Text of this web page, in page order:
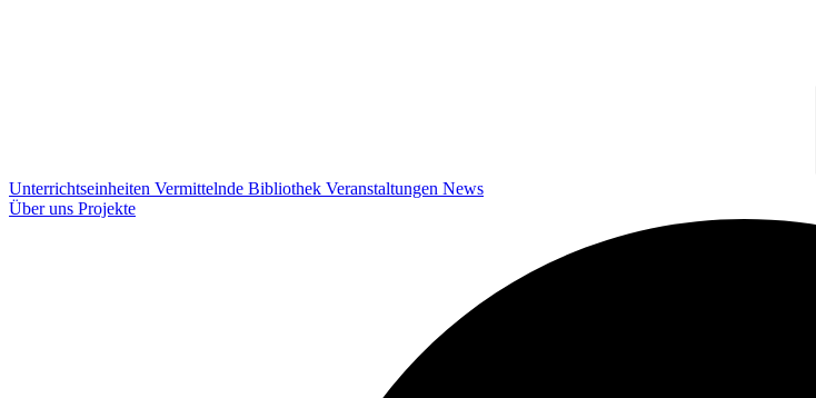
Unterrichtseinheiten Vermittelnde Bibliothek Veranstaltungen News
Über uns Projekte